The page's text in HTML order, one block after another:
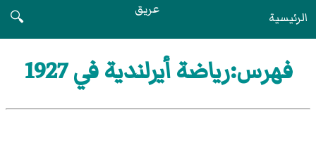
الرئيسية عريق
🔍
فهرس:رياضة أيرلندية في 1927